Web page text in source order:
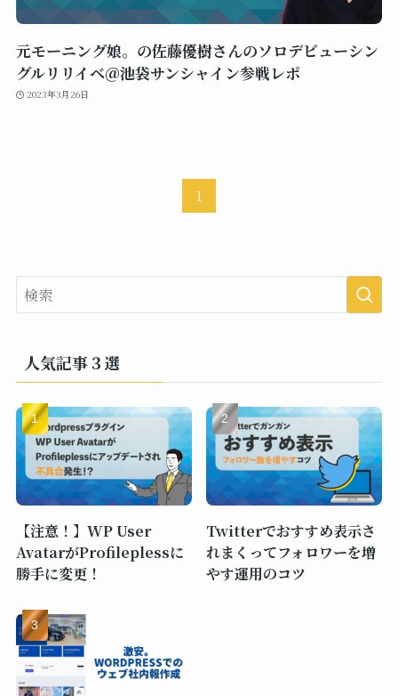
元モーニング娘。の佐藤優樹さんのソロデビューシン
グルリリイベ＠池袋サンシャイン参戦レポ
2023年3月26日
1
人気記事３選
【注意！】WP User
AvatarがProfileplessに
勝手に変更！
Twitterでおすすめ表示さ
れまくってフォロワーを増
やす運用のコツ